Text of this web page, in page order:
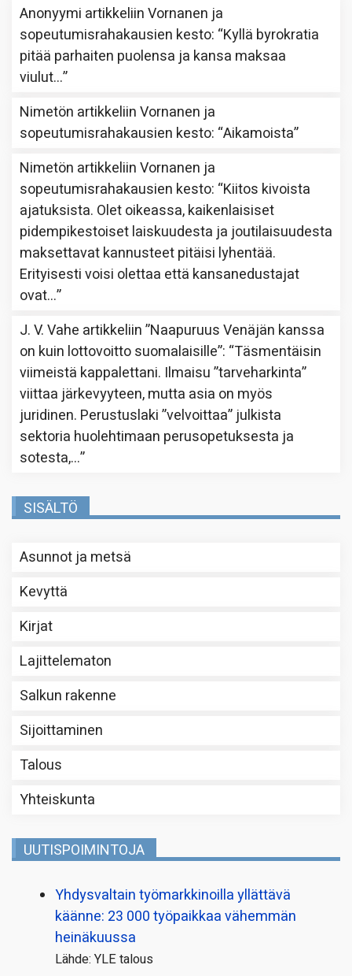
Anonyymi artikkeliinVornanen ja
sopeutumisrahakausien kesto: “Kyllä byrokratia
pitää parhaiten puolensa ja kansa maksaa
viulut…”
Nimetön artikkeliinVornanen ja
sopeutumisrahakausien kesto: “Aikamoista”
Nimetön artikkeliinVornanen ja
sopeutumisrahakausien kesto: “Kiitos kivoista
ajatuksista. Olet oikeassa, kaikenlaisiset
pidempikestoiset laiskuudesta ja joutilaisuudesta
maksettavat kannusteet pitäisi lyhentää.
Erityisesti voisi olettaa että kansanedustajat
ovat…”
J. V. Vahe artikkeliin”Naapuruus Venäjän kanssa
on kuin lottovoitto suomalaisille”: “Täsmentäisin
viimeistä kappalettani. Ilmaisu ”tarveharkinta”
viittaa järkevyyteen, mutta asia on myös
juridinen. Perustuslaki ”velvoittaa” julkista
sektoria huolehtimaan perusopetuksesta ja
sotesta,…”
SISÄLTÖ
Asunnot ja metsä
Kevyttä
Kirjat
Lajittelematon
Salkun rakenne
Sijoittaminen
Talous
Yhteiskunta
UUTISPOIMINTOJA
Yhdysvaltain työmarkkinoilla yllättävä
käänne: 23 000 työpaikkaa vähemmän
heinäkuussa
Lähde: YLE talous